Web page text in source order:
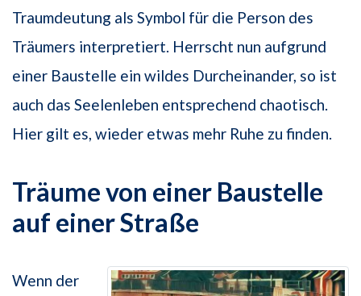
Traumdeutung als Symbol für die Person des
Träumers interpretiert. Herrscht nun aufgrund
einer Baustelle ein wildes Durcheinander, so ist
auch das Seelenleben entsprechend chaotisch.
Hier gilt es, wieder etwas mehr Ruhe zu finden.
Träume von einer Baustelle
auf einer Straße
Wenn der